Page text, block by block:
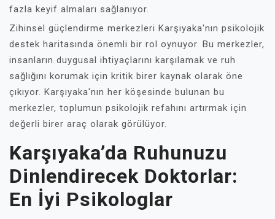
fazla keyif almaları sağlanıyor.
Zihinsel güçlendirme merkezleri Karşıyaka'nın psikolojik
destek haritasında önemli bir rol oynuyor. Bu merkezler,
insanların duygusal ihtiyaçlarını karşılamak ve ruh
sağlığını korumak için kritik birer kaynak olarak öne
çıkıyor. Karşıyaka'nın her köşesinde bulunan bu
merkezler, toplumun psikolojik refahını artırmak için
değerli birer araç olarak görülüyor.
Karşıyaka’da Ruhunuzu
Dinlendirecek Doktorlar:
En İyi Psikologlar